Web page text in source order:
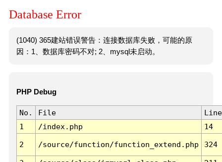
Database Error
(1040) 365建站错误警告：连接数据库失败，可能的原
因：1、数据库密码不对; 2、mysql未启动。
PHP Debug
No. File
Line
1
/index.php 14
2 /source/function/function_extend.php 324